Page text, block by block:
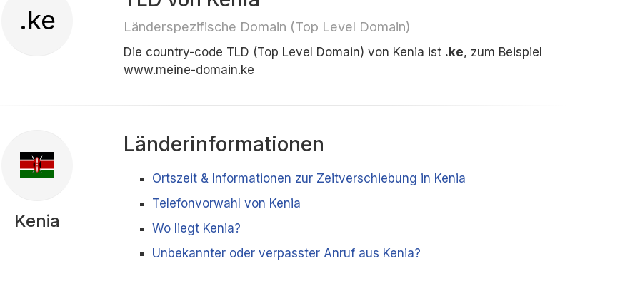
.ke Länderspezifische Domain (Top Level Domain)
Die country-code TLD (Top Level Domain) von Kenia ist .ke, zum Beispiel
www.meine-domain.ke
Kenia
Länderinformationen
Ortszeit & Informationen zur Zeitverschiebung in Kenia
Telefonvorwahl von Kenia
Wo liegt Kenia?
Unbekannter oder verpasster Anruf aus Kenia?